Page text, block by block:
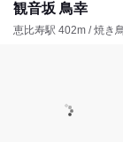
観音坂 鳥幸
恵比寿駅 402m / 焼き